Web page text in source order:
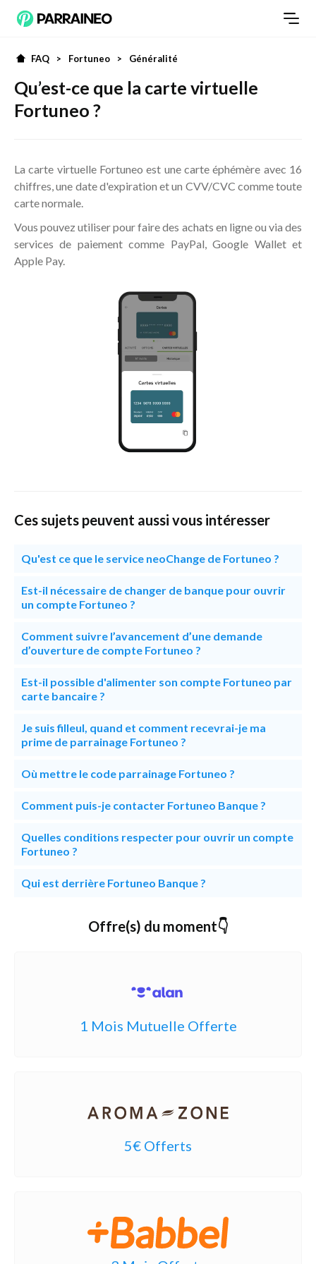
FAQ > Fortuneo > Généralité
Qu’est-ce que la carte virtuelle
Fortuneo ?
La carte virtuelle Fortuneo est une carte éphémère avec 16
chiffres, une date d'expiration et un CVV/CVC comme toute
carte normale.
Vous pouvez utiliser pour faire des achats en ligne ou via des
services de paiement comme PayPal, Google Wallet et
Apple Pay.
Ces sujets peuvent aussi vous intéresser
Qu'est ce que le service neoChange de Fortuneo ?
Est-il nécessaire de changer de banque pour ouvrir
un compte Fortuneo ?
Comment suivre l’avancement d’une demande
d’ouverture de compte Fortuneo ?
Est-il possible d'alimenter son compte Fortuneo par
carte bancaire ?
Je suis filleul, quand et comment recevrai-je ma
prime de parrainage Fortuneo ?
Où mettre le code parrainage Fortuneo ?
Comment puis-je contacter Fortuneo Banque ?
Quelles conditions respecter pour ouvrir un compte
Fortuneo ?
Qui est derrière Fortuneo Banque ?
Offre(s) du moment👇
1 Mois Mutuelle Offerte
5€ Offerts